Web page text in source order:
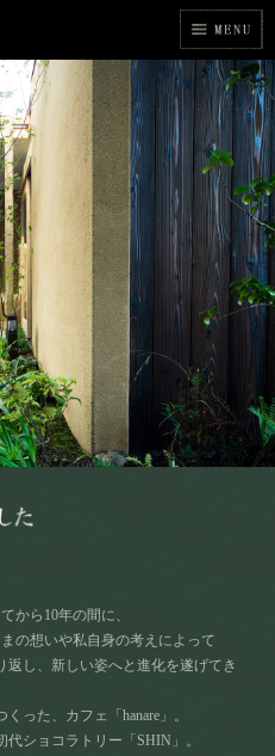
から10年の間に、
の想いや私自身の考えによって
し、新しい姿へと進化を遂げてき
った、カフェ「hanare」。
ショコラトリー「SHIN」。